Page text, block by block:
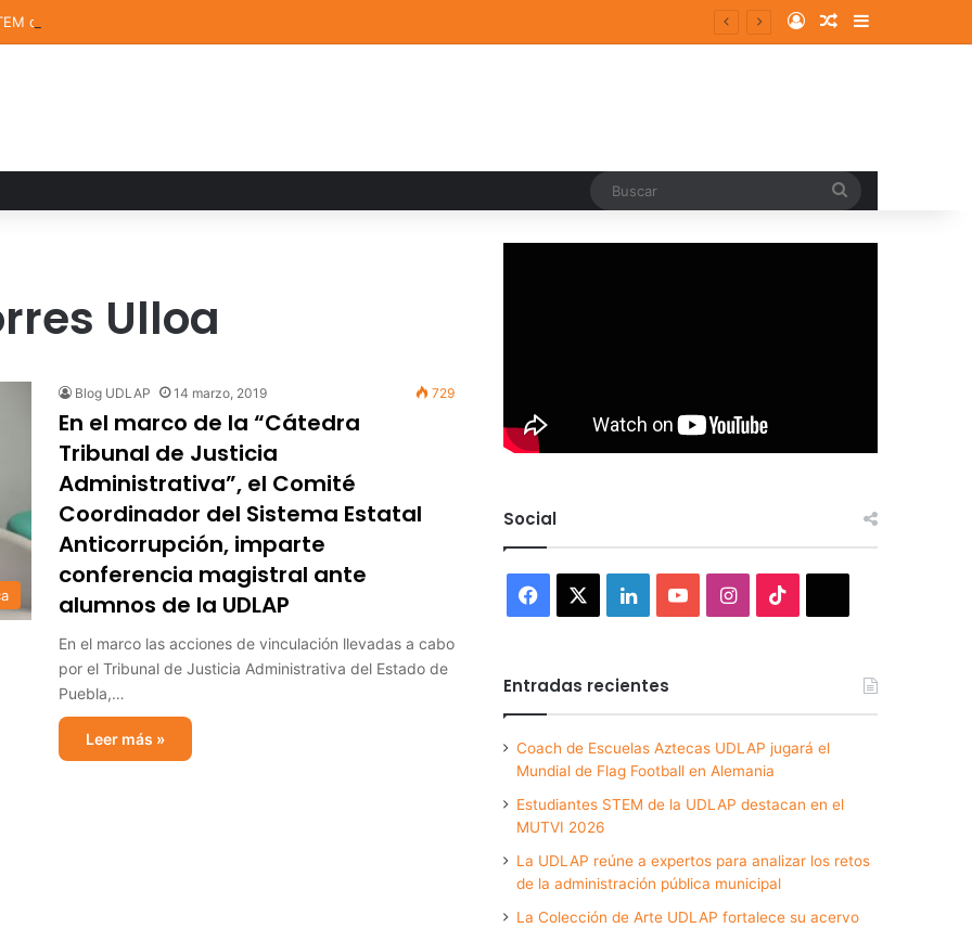
de la UDLAP destacan en el MUTVI 2026 Log InRandom Article
Sidebar
Ulloa
Blog UDLAP 14 marzo, 2019 729
En el marco de la “Cátedra
Tribunal de Justicia
Administrativa”, el Comité
Coordinador del Sistema Estatal
Anticorrupción, imparte
conferencia magistral ante
alumnos de la UDLAP
En el marco las acciones de vinculación llevadas a cabo
por el Tribunal de Justicia Administrativa del Estado de
Puebla,…
Leer más »
Social
Facebook LinkedInYouTubeInstagram
Entradas recientes
Coach de Escuelas Aztecas UDLAP jugará el
Mundial de Flag Football en Alemania
Estudiantes STEM de la UDLAP destacan en el
MUTVI 2026
La UDLAP reúne a expertos para analizar los retos
de la administración pública municipal
La Colección de Arte UDLAP fortalece su acervo